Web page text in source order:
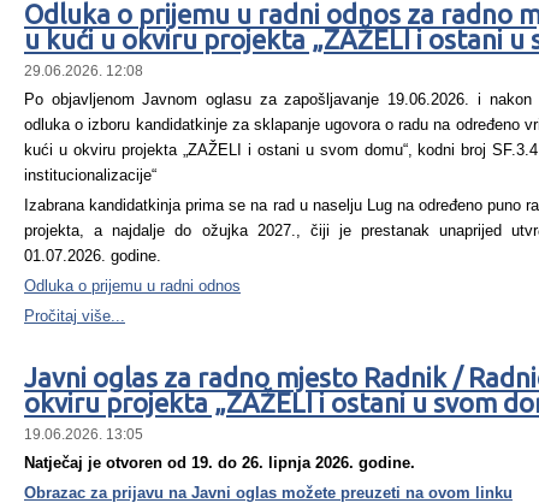
Odluka o prijemu u radni odnos za radno
u kući u okviru projekta „ZAŽELI i ostani u
29.06.2026. 12:08
Po objavljenom Javnom oglasu za zapošljavanje 19.06.2026. i
odluka o izboru kandidatkinje za sklapanje ugovora o radu na određeno
kući u okviru projekta „ZAŽELI i ostani u svom domu“, kodni broj
institucionalizacije“
Izabrana kandidatkinja prima se na rad u naselju Lug na određeno puno
projekta, a najdalje do ožujka 2027., čiji je prestanak unaprijed
01.07.2026. godine.
Odluka o prijemu u radni odnos
Pročitaj više...
Javni oglas za radno mjesto Radnik /
okviru projekta „ZAŽELI i ostani u svom
19.06.2026. 13:05
Natječaj je otvoren od 19. do 26. lipnja 2026. godine.
Obrazac za prijavu na Javni oglas možete preuzeti na ovom
linku